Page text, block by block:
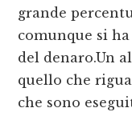
grande
comunque si
del denaro.Un
quello che
che sono